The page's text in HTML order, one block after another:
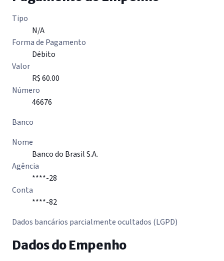
Tipo
N/A
Forma de Pagamento
Débito
Valor
R$ 60.00
Número
46676
Banco
Nome
Banco do Brasil S.A.
Agência
****-28
Conta
****-82
Dados bancários parcialmente ocultados (LGPD)
Dados do Empenho